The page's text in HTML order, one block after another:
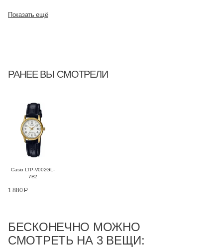
Показать ещё
РАНЕЕ ВЫ СМОТРЕЛИ
Casio LTP-V002GL-
7B2
1 880 Р
БЕСКОНЕЧНО МОЖНО
СМОТРЕТЬ НА 3 ВЕЩИ: